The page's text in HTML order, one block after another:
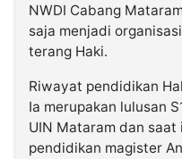
NWDI Cabang
saja menjadi
terang Haki.
Riwayat pendidikan
Ia merupakan lulusan
UIN Mataram dan saat
pendidikan magister